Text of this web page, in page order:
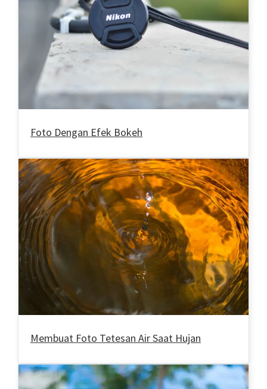
Foto Dengan Efek Bokeh
Membuat Foto Tetesan Air Saat Hujan